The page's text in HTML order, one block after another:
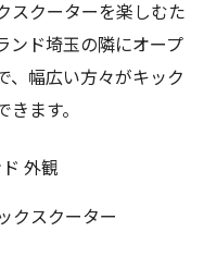
スクーターを楽しむた
ンド埼玉の隣にオープ
、幅広い方々がキック
ます。